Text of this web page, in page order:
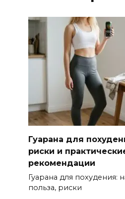
Гуарана для
риски и
рекомендации
Гуарана для похудения:
польза, риски